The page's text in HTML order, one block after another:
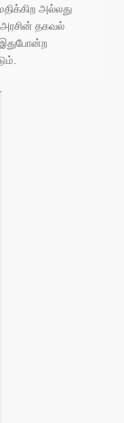
அல்லது
அரசின் தகவல்